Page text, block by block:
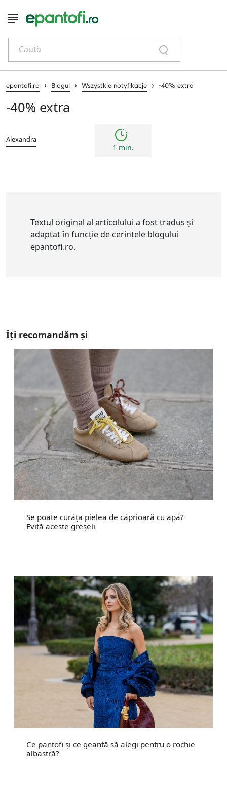
Caută
epantofi.ro › Blogul › Wszystkie notyfikacje › -40% extra
-40% extra
Alexandra
1 min.
Textul original al articolului a fost tradus și
adaptat în funcție de cerințele blogului
epantofi.ro.
Îți recomandăm și
Se poate curăța pielea de căprioară cu apă?
Evită aceste greșeli
Ce pantofi și ce geantă să alegi pentru o rochie
albastră?